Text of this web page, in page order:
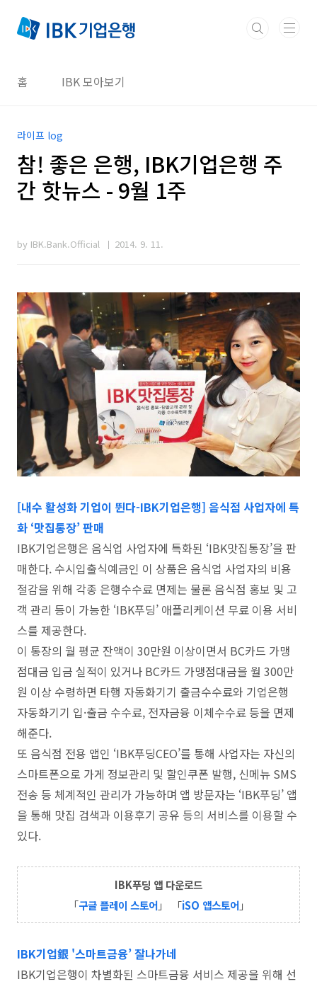
홈 IBK 모아보기
라이프 log
참! 좋은 은행, IBK기업은행 주
간 핫뉴스 - 9월 1주
by IBK.Bank.Official 2014. 9. 11.
[내수 활성화 기업이 뛴다-IBK기업은행] 음식점 사업자에 특
화 ‘맛집통장’ 판매
IBK기업은행은 음식업 사업자에 특화된 ‘IBK맛집통장’을 판
매한다. 수시입출식예금인 이 상품은 음식업 사업자의 비용
절감을 위해 각종 은행수수료 면제는 물론 음식점 홍보 및 고
객 관리 등이 가능한 ‘IBK푸딩’ 애플리케이션 무료 이용 서비
스를 제공한다.
이 통장의 월 평균 잔액이 30만원 이상이면서 BC카드 가맹
점대금 입금 실적이 있거나 BC카드 가맹점대금을 월 300만
원 이상 수령하면 타행 자동화기기 출금수수료와 기업은행
자동화기기 입·출금 수수료, 전자금융 이체수수료 등을 면제
해준다.
또 음식점 전용 앱인 ‘IBK푸딩CEO’를 통해 사업자는 자신의
스마트폰으로 가게 정보관리 및 할인쿠폰 발행, 신메뉴 SMS
전송 등 체계적인 관리가 가능하며 앱 방문자는 ‘IBK푸딩’ 앱
을 통해 맛집 검색과 이용후기 공유 등의 서비스를 이용할 수
있다.
IBK푸딩 앱 다운로드
「구글 플레이 스토어」 「iSO 앱스토어」
IBK기업銀 '스마트금융’ 잘나가네
IBK기업은행이 차별화된 스마트금융 서비스 제공을 위해 선